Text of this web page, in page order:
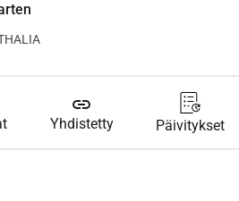
link
Yhdistetty Päivitykset